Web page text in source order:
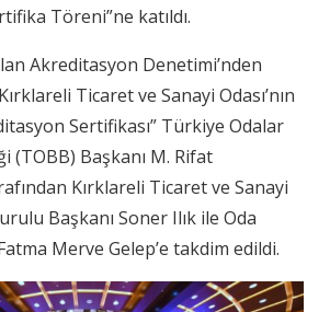
Töreni”ne katıldı.
Akreditasyon Denetimi’nden
Ticaret ve Sanayi Odası’nın
Sertifikası” Türkiye Odalar
(TOBB) Başkanı M. Rifat
Kırklareli Ticaret ve Sanayi
Başkanı Soner Ilık ile Oda
Merve Gelep’e takdim edildi.